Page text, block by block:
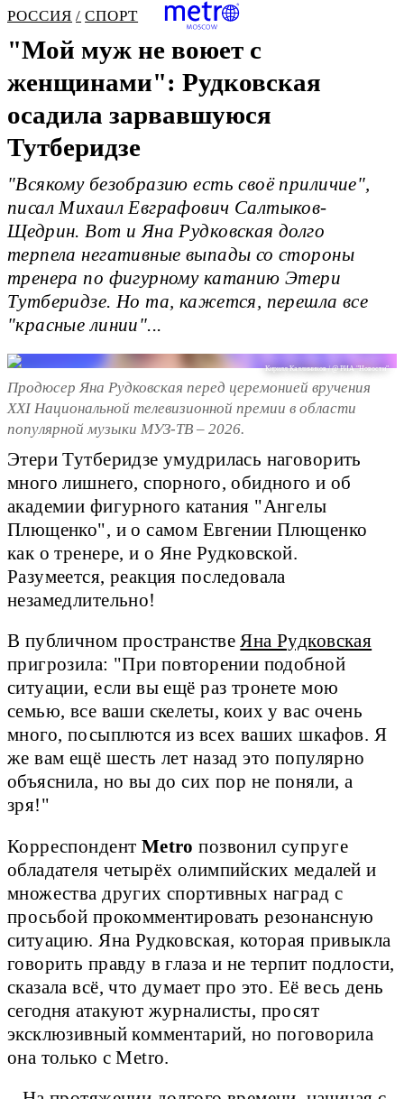
РОССИЯ СПОРТ
"Мой муж не воюет с
женщинами": Рудковская
осадила зарвавшуюся
Тутберидзе
"Всякому безобразию есть своё приличие",
писал Михаил Евграфович Салтыков-
Щедрин. Вот и Яна Рудковская долго
терпела негативные выпады со стороны
тренера по фигурному катанию Этери
Тутберидзе. Но та, кажется, перешла все
"красные линии"...
Кирилл Каллиников / @ РИА "Новости"
Продюсер Яна Рудковская перед церемонией вручения
ХХI Национальной телевизионной премии в области
популярной музыки МУЗ-ТВ – 2026.
Этери Тутберидзе умудрилась наговорить
много лишнего, спорного, обидного и об
академии фигурного катания "Ангелы
Плющенко", и о самом Евгении Плющенко
как о тренере, и о Яне Рудковской.
Разумеется, реакция последовала
незамедлительно!
В публичном пространствеЯна Рудковская
пригрозила: "При повторении подобной
ситуации, если вы ещё раз тронете мою
семью, все ваши скелеты, коих у вас очень
много, посыплются из всех ваших шкафов. Я
же вам ещё шесть лет назад это популярно
объяснила, но вы до сих пор не поняли, а
зря!"
Корреспондент Metroпозвонил супруге
обладателя четырёх олимпийских медалей и
множества других спортивных наград с
просьбой прокомментировать резонансную
ситуацию. Яна Рудковская, которая привыкла
говорить правду в глаза и не терпит подлости,
сказала всё, что думает про это. Её весь день
сегодня атакуют журналисты, просят
эксклюзивный комментарий, но поговорила
она только с Metro.